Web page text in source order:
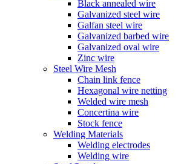
Black annealed wire
Galvanized steel wire
Galfan steel wire
Galvanized barbed wire
Galvanized oval wire
Zinc wire
Steel Wire Mesh
Chain link fence
Hexagonal wire netting
Welded wire mesh
Concertina wire
Stock fence
Welding Materials
Welding electrodes
Welding wire